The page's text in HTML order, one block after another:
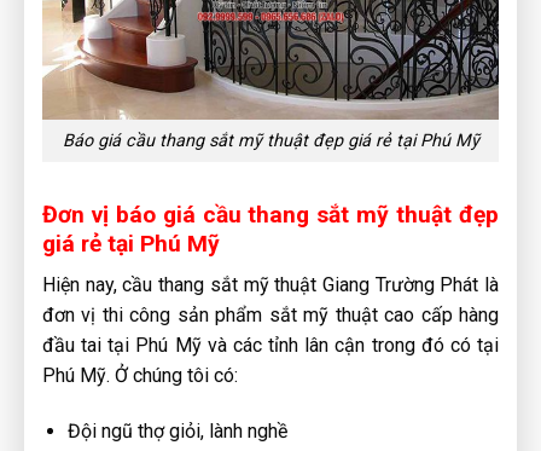
Báo giá cầu thang sắt mỹ thuật đẹp giá rẻ tại Phú Mỹ
Đơn vị báo giá cầu thang sắt mỹ thuật đẹp
giá rẻ tại Phú Mỹ
Hiện nay, cầu thang sắt mỹ thuật Giang Trường Phát là
đơn vị thi công sản phẩm sắt mỹ thuật cao cấp hàng
đầu tai tại Phú Mỹ và các tỉnh lân cận trong đó có tại
Phú Mỹ. Ở chúng tôi có:
Đội ngũ thợ giỏi, lành nghề